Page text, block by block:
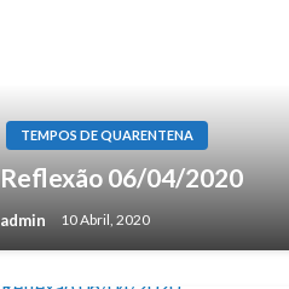
TEMPOS DE QUARENTENA
Reflexão 06/04/2020
admin 10 Abril, 2020